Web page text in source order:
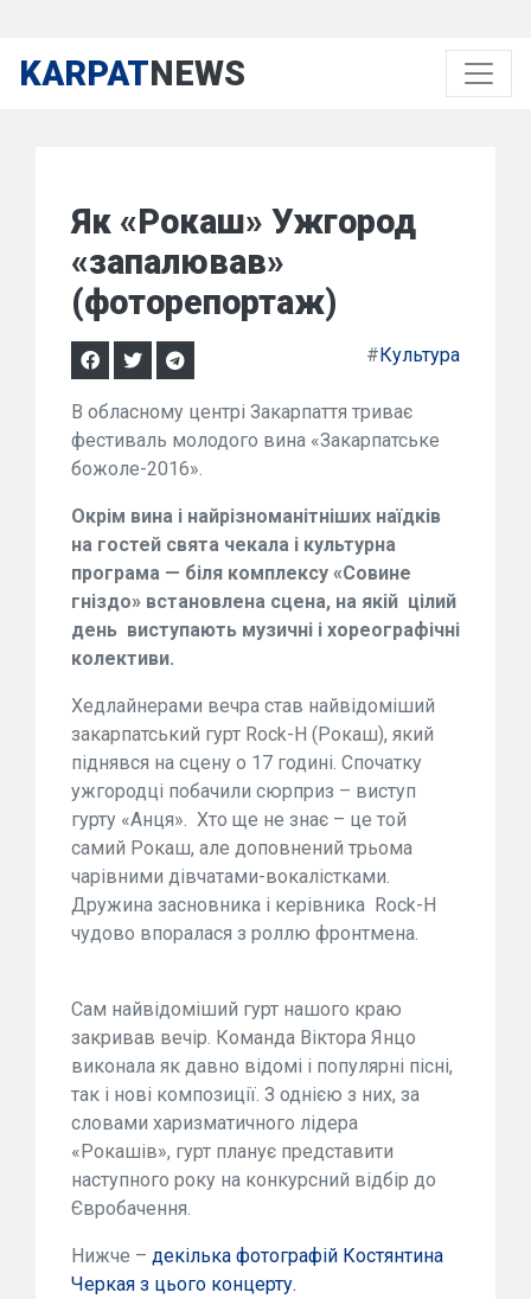
KARPATNEWS
Як «Рокаш» Ужгород
«запалював»
(фоторепортаж)
#Культура
В обласному центрі Закарпаття триває
фестиваль молодого вина «Закарпатське
божоле-2016».
Окрім вина і найрізноманітніших наїдків
на гостей свята чекала і культурна
програма — біля комплексу «Совине
гніздо» встановлена сцена, на якій цілий
день виступають музичні і хореографічні
колективи.
Хедлайнерами вечра став найвідоміший
закарпатський гурт Rock-H (Рокаш), який
піднявся на сцену о 17 годині. Спочатку
ужгородці побачили сюрприз – виступ
гурту «Анця». Хто ще не знає – це той
самий Рокаш, але доповнений трьома
чарівними дівчатами-вокалістками.
Дружина засновника і керівника Rock-H
чудово впоралася з роллю фронтмена.
Сам найвідоміший гурт нашого краю
закривав вечір. Команда Віктора Янцо
виконала як давно відомі і популярні пісні,
так і нові композиції. З однією з них, за
словами харизматичного лідера
«Рокашів», гурт планує представити
наступного року на конкурсний відбір до
Євробачення.
Нижче – декілька фотографій Костянтина
Черкая з цього концерту.